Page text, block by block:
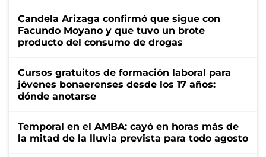
Candela Arizaga confirmó que sigue con
Facundo Moyano y que tuvo un brote
producto del consumo de drogas
Cursos gratuitos de formación laboral para
jóvenes bonaerenses desde los 17 años:
dónde anotarse
Temporal en el AMBA: cayó en horas más de
la mitad de la lluvia prevista para todo agosto